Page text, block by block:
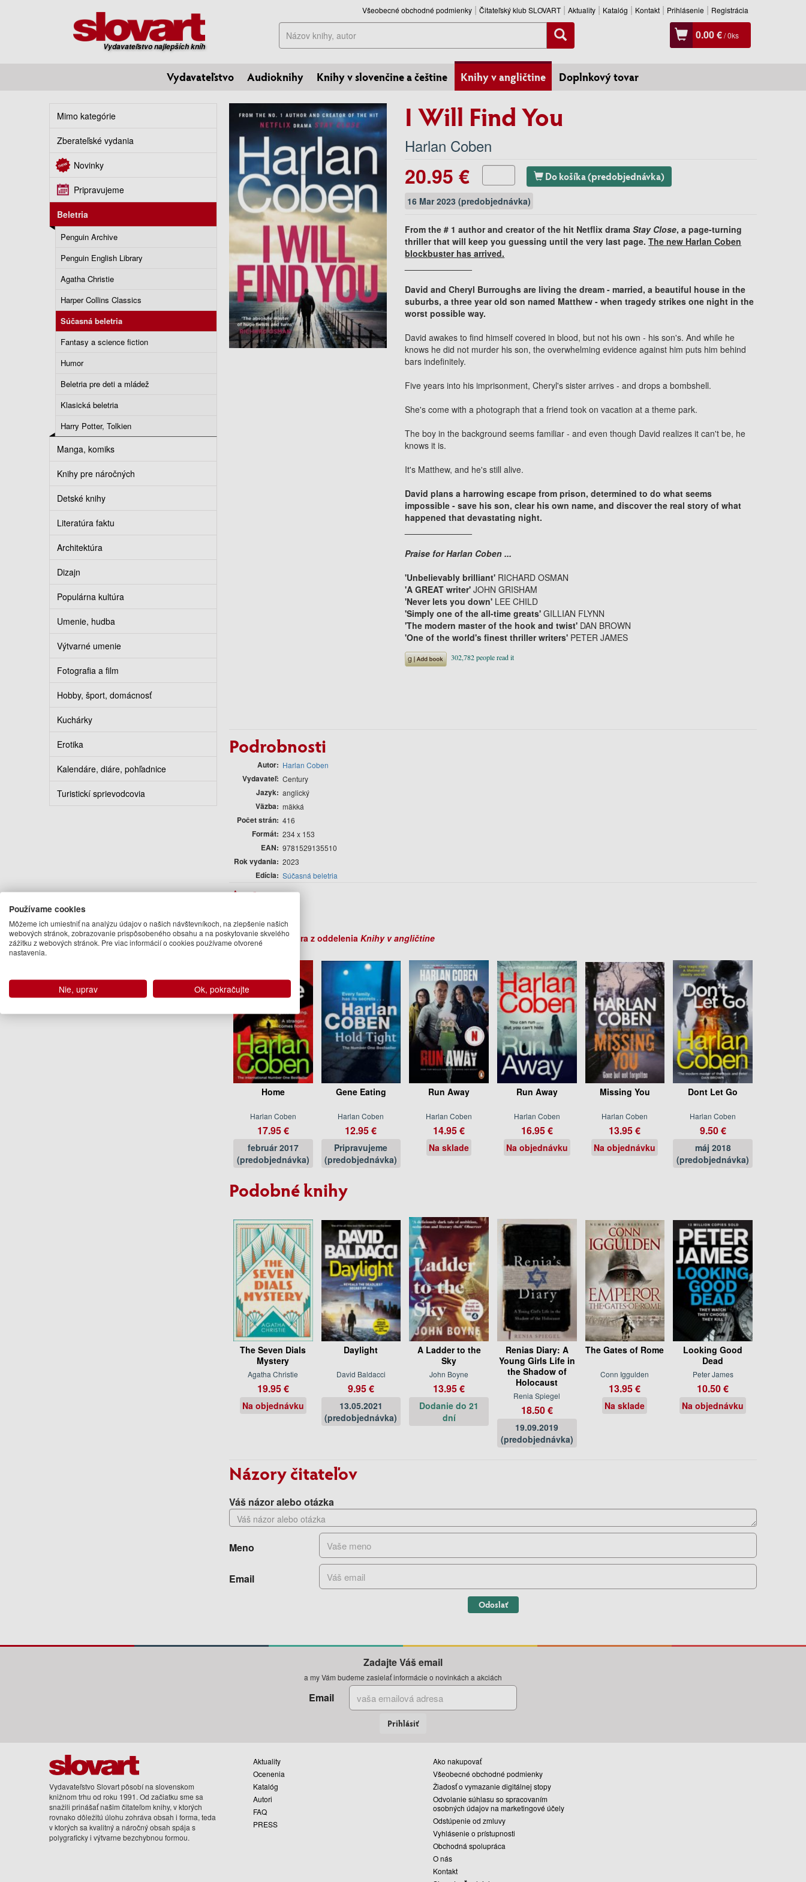
Vydavateľstvo najlepších kníh
Všeobecné obchodné podmienky Čitateľský klub SLOVART Aktuality Katalóg Kontakt Prihlásenie Registrácia
Hľadať 0.00 €/0ks
Vydavateľstvo Audioknihy Knihy v slovenčine a češtine Knihy v angličtine Doplnkový tovar
Mimo kategórie
Zberateľské vydania
Novinky
Pripravujeme
Beletria
Penguin Archive
Penguin English Library
Agatha Christie
Harper Collins Classics
Súčasná beletria
Fantasy a science fiction
Humor
Beletria pre deti a mládež
Klasická beletria
Harry Potter, Tolkien
Manga, komiks
Knihy pre náročných
Detské knihy
Literatúra faktu
Architektúra
Dizajn
Populárna kultúra
Umenie, hudba
Výtvarné umenie
Fotografia a film
Hobby, šport, domácnosť
Kuchárky
Erotika
Kalendáre, diáre, pohľadnice
Turistickí sprievodcovia
I Will Find You
Harlan Coben
20.95 € Do košíka (predobjednávka)
16 Mar 2023 (predobjednávka)
From the # 1 author and creator of the hit Netflix dramaStay Close, a page-turning
thriller that will keep you guessing until the very last page.The new Harlan Coben
blockbuster has arrived.
David and Cheryl Burroughs are living the dream - married, a beautiful house in the
suburbs, a three year old son named Matthew - when tragedy strikes one night in the
worst possible way.
David awakes to find himself covered in blood, but not his own - his son's. And while he
knows he did not murder his son, the overwhelming evidence against him puts him behind
bars indefinitely.
Five years into his imprisonment, Cheryl's sister arrives - and drops a bombshell.
She's come with a photograph that a friend took on vacation at a theme park.
The boy in the background seems familiar - and even though David realizes it can't be, he
knows it is.
It's Matthew, and he's still alive.
David plans a harrowing escape from prison, determined to do what seems
impossible - save his son, clear his own name, and discover the real story of what
happened that devastating night.
Praise for Harlan Coben ...
'Unbelievably brilliant' RICHARD OSMAN
'A GREAT writer'JOHN GRISHAM
'Never lets you down' LEE CHILD
'Simply one of the all-time greats'GILLIAN FLYNN
'The modern master of the hook and twist' DAN BROWN
'One of the world's finest thriller writers' PETER JAMES
Podrobnosti
Autor Harlan Coben
Vydavateľ Century
Jazyk anglický
Väzba mäkká
Počet strán 416
Formát 234 x 153
EAN 9781529135510
Rok vydania 2023
Edícia Súčasná beletria
Autor
Harlan Coben
Ďalšie knihy autora z oddelenia Knihy v angličtine
Home
Harlan Coben
17.95 €
február 2017
(predobjednávka)
Gene Eating
Harlan Coben
12.95 €
Pripravujeme
(predobjednávka)
Run Away
Harlan Coben
14.95 €
Na sklade
Run Away
Harlan Coben
16.95 €
Na objednávku
Missing You
Harlan Coben
13.95 €
Na objednávku
Dont Let Go
Harlan Coben
9.50 €
máj 2018
(predobjednávka)
Podobné knihy
The Seven Dials
Mystery
Agatha Christie
19.95 €
Na objednávku
Daylight
David Baldacci
9.95 €
13.05.2021
(predobjednávka)
A Ladder to the
Sky
John Boyne
13.95 €
Dodanie do 21
dní
Renias Diary: A
Young Girls Life in
the Shadow of
Holocaust
Renia Spiegel
18.50 €
19.09.2019
(predobjednávka)
The Gates of Rome
Conn Iggulden
13.95 €
Na sklade
Looking Good
Dead
Peter James
10.50 €
Na objednávku
Názory čitateľov
Váš názor alebo otázka
Meno
Email
Odoslať
Zadajte Váš email
a my Vám budeme zasielať informácie o novinkách a akciách
Email
Prihlásiť
Vydavateľstvo Slovart pôsobí na slovenskom
knižnom trhu od roku 1991. Od začiatku sme sa
snažili prinášať našim čitateľom knihy, v ktorých
rovnako dôležitú úlohu zohráva obsah i forma, teda
v ktorých sa kvalitný a náročný obsah spája s
polygraficky i výtvarne bezchybnou formou.
Aktuality
Ocenenia
Katalóg
Autori
FAQ
PRESS
Ako nakupovať
Všeobecné obchodné podmienky
Žiadosť o vymazanie digitálnej stopy
Odvolanie súhlasu so spracovaním
osobných údajov na marketingové účely
Odstúpenie od zmluvy
Vyhlásenie o prístupnosti
Obchodná spolupráca
O nás
Kontakt
Používame cookies
Môžeme ich umiestniť na analýzu údajov o našich návštevníkoch, na zlepšenie našich
webových stránok, zobrazovanie prispôsobeného obsahu a na poskytovanie skvelého
zážitku z webových stránok. Pre viac informácií o cookies používame otvorené
nastavenia.
Nie, uprav Ok, pokračujte